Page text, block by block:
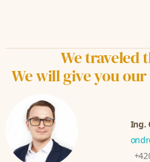
We traveled
We will give you
Ing.